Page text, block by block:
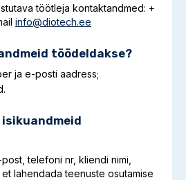
töötleja kontaktandmed: +
info@diotech.ee
töödeldakse?
ja e-posti aadress;
telefoni nr, kliendi nimi,
lahendada teenuste osutamise